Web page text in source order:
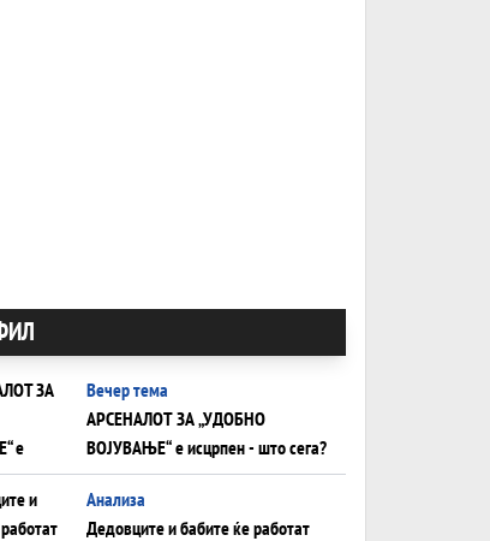
Вечер тема
АРСЕНАЛОТ ЗА „УДОБНО
ВОЈУВАЊЕ“ е исцрпен - што сега?
Анализа
Дедовците и бабите ќе работат